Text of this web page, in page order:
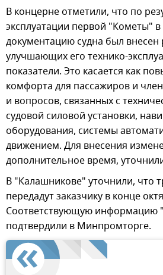
В концерне отметили, что по
эксплуатации первой "Кометы"
документацию судна был
улучшающих его технико-
показатели. Это касается как
комфорта для пассажиров и
и вопросов, связанных с
судовой силовой установки,
оборудования, системы
движением. Для внесения
дополнительное время,
В "Калашникове" уточнили, что
передадут заказчику в конце
Соответствующую информацию
подтвердили в Минпромторге.